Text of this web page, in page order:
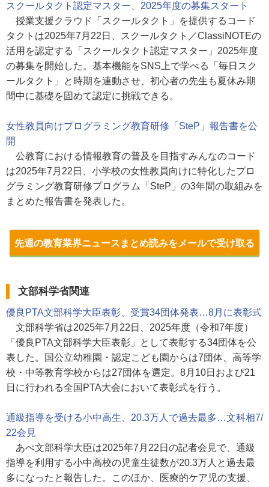
スクールタクト認定マスター、2025年度の募集スタート
授業支援クラウド「スクールタクト」を提供するコード
タクトは2025年7月22日、スクールタクト／ClassiNOTEの
活用を認定する「スクールタクト認定マスター」2025年度
の募集を開始した。基本機能をSNS上で学べる「毎日スク
ールタクト」と時期を連動させ、初心者の先生も夏休み期
間中に基礎を固めて認定に挑戦できる。
女性教員向けプログラミング教育研修「SteP」報告書を公
開
公教育における情報教育の普及を目指すみんなのコード
は2025年7月22日、小学校の女性教員向けに特化したプロ
グラミング教育研修プログラム「SteP」の3年間の取組みを
まとめた報告書を発表した。
先週の教育業界ニュースまとめ読みをメールで受け取る
文部科学省関連
優良PTA文部科学大臣表彰、受賞34団体発表…8月に表彰式
文部科学省は2025年7月22日、2025年度（令和7年度）
「優良PTA文部科学大臣表彰」として表彰する34団体を公
表した。国公立幼稚園・認定こども園からは7団体、高等学
校・中等教育学校からは27団体を選定。8月10日および21
日に行われる全国PTA大会において表彰式を行う。
通級指導を受ける小中高生、20.3万人で過去最多…文科相7/
22会見
あべ文部科学大臣は2025年7月22日の記者会見で、通級
指導を利用する小中高校の児童生徒数が20.3万人と過去最
多になったと報告した。このほか、医療的ケア児の支援、